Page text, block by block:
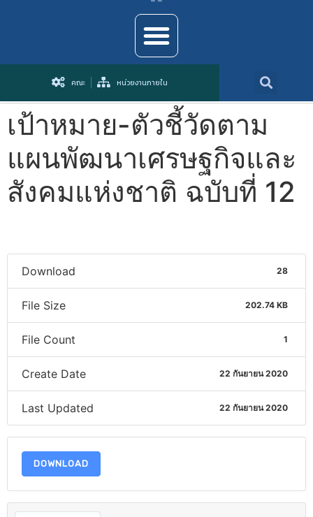
คณะ หน่วยงานภายใน
เป้าหมาย-ตัวชี้วัดตาม
แผนพัฒนาเศรษฐกิจและ
สังคมแห่งชาติ ฉบับที่ 12
Download 28
File Size 202.74 KB
File Count 1
Create Date 22 กันยายน 2020
Last Updated 22 กันยายน 2020
DOWNLOAD